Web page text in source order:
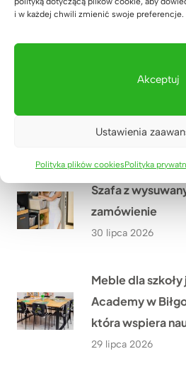
i w każdej chwili zmienić swoje preferencje.
Akceptuj
Ustawienia
Polityka plików cookiesPolityka
Nowoczesna
Szafa z
zamówienie
30 lipca 2026
Meble dla
Academy w
która wspiera
29 lipca 2026